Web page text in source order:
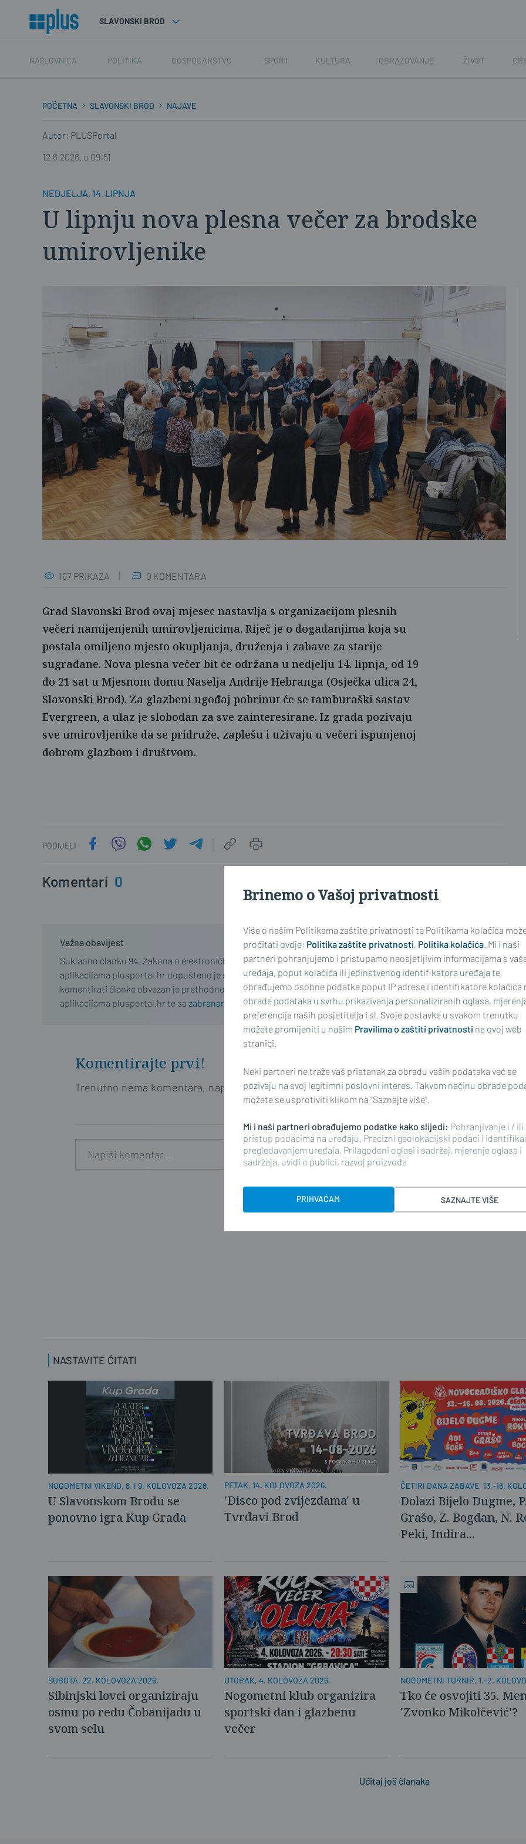
SLAVONSKI BROD
NASLOVNICA POLITIKA GOSPODARSTVO SPORT KULTURA OBRAZOVANJE ŽIVOT
POČETNA SLAVONSKI BROD NAJAVE
Autor: PLUSPortal
12.6.2026. u 09:51
NEDJELJA, 14. LIPNJA
U lipnju nova plesna večer za brodske
umirovljenike
167 PRIKAZA 0 KOMENTARA
Grad Slavonski Brod ovaj mjesec nastavlja s organizacijom plesnih
večeri namijenjenih umirovljenicima. Riječ je o događanjima koja su
postala omiljeno mjesto okupljanja, druženja i zabave za starije
sugrađane. Nova plesna večer bit će održana u nedjelju 14. lipnja, od 19
do 21 sat u Mjesnom domu Naselja Andrije Hebranga (Osječka ulica 24,
Slavonski Brod). Za glazbeni ugođaj pobrinut će se tamburaški sastav
Evergreen, a ulaz je slobodan za sve zainteresirane. Iz grada pozivaju
sve umirovljenike da se pridruže, zaplešu i uživaju u večeri ispunjenoj
dobrom glazbom i društvom.
PODIJELI
Komentari 0
Važna obavijest
Sukladno članku 94. Zakona o elektroničkim medijima, komentiranje članaka na web portalu i mobilnim
aplikacijama plusportal.hr dopušteno je samo registriranim korisnicima. Svaki korisnik koji želi
komentirati članke obvezan je prethodno se upoznati sPravilima komentiranjana web portalu i mobilnim
aplikacijama plusportal.hr te sa zabranama propisanim stavkom 2. članka 94. Zakona.
Komentirajte prvi!
Trenutno nema komentara, napišite prvi komentar i pokrenite raspravu.
KOMENTIRAJ
NASTAVITE ČITATI
NOGOMETNI VIKEND, 8. I 9. KOLOVOZA 2026.
U Slavonskom Brodu se
ponovno igra Kup Grada
PETAK, 14. KOLOVOZA 2026.
'Disco pod zvijezdama' u
Tvrđavi Brod
ČETIRI DANA ZABAVE, 13.-16.
Dolazi Bijelo Dugme,
Grašo, Z. Bogdan, N.
Peki, Indira...
SUBOTA, 22. KOLOVOZA 2026.
Sibinjski lovci organiziraju
osmu po redu Čobanijadu u
svom selu
UTORAK, 4. KOLOVOZA 2026.
Nogometni klub organizira
sportski dan i glazbenu
večer
NOGOMETNI TURNIR, 1.-2.
Tko će osvojiti 35.
'Zvonko Mikolčević'?
Učitaj još članaka
Brinemo o Vašoj privatnosti
Više o našim Politikama zaštite privatnosti te Politikama kolačića
pročitati ovdje: Politika zaštite privatnosti, Politika kolačića. Mi i naši
partneri pohranjujemo i pristupamo neosjetljivim informacijama s
uređaja, poput kolačića ili jedinstvenog identifikatora uređaja te
obrađujemo osobne podatke poput IP adrese i identifikatore kolačića
obrade podataka u svrhu prikazivanja personaliziranih oglasa,
preferencija naših posjetitelja i sl. Svoje postavke u svakom trenutku
možete promijeniti u našim Pravilima o zaštiti privatnosti na ovoj web
stranici.
Neki partneri ne traže vaš pristanak za obradu vaših podataka već se
pozivaju na svoj legitimni poslovni interes. Takvom načinu obrade
možete se usprotiviti klikom na "Saznajte više".
Mi i naši partneri obrađujemo podatke kako slijedi: Pohranjivanje i / ili
pristup podacima na uređaju, Precizni geolokacijski podaci i
pregledavanjem uređaja, Prilagođeni oglasi i sadržaj, mjerenje oglasa i
sadržaja, uvidi o publici, razvoj proizvoda
PRIHVAĆAM SAZNAJTE VIŠE